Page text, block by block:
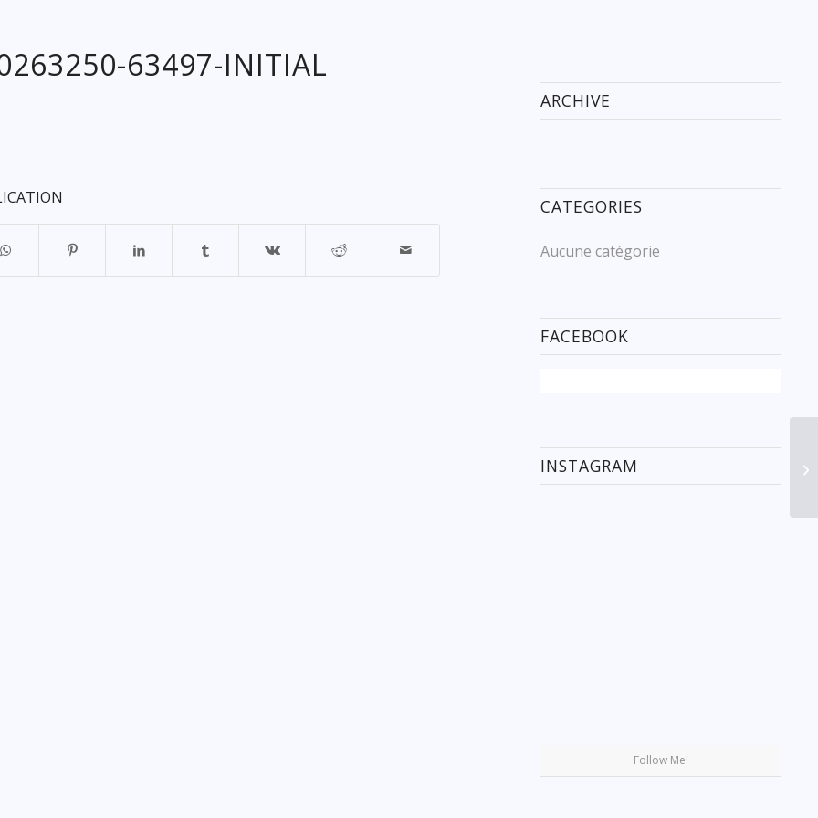
63497-INITIAL
ARCHIVE
CATEGORIES
Aucune catégorie
FACEBOOK
INSTAGRAM
Follow Me!